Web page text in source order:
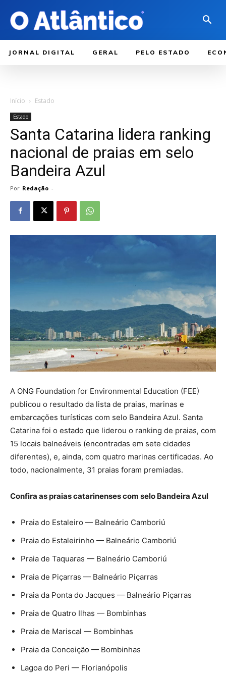
JORNAL DIGITAL GERAL PELO ESTADO
Início Estado
Estado
Santa Catarina lidera ranking
nacional de praias em selo
Bandeira Azul
Por Redação -
A ONG Foundation for Environmental Education (FEE)
publicou o resultado da lista de praias, marinas e
embarcações turísticas com selo Bandeira Azul. Santa
Catarina foi o estado que liderou o ranking de praias, com
15 locais balneáveis (encontradas em sete cidades
diferentes), e, ainda, com quatro marinas certificadas. Ao
todo, nacionalmente, 31 praias foram premiadas.
Confira as praias catarinenses com selo Bandeira Azul
Praia do Estaleiro — Balneário Camboriú
Praia do Estaleirinho — Balneário Camboriú
Praia de Taquaras — Balneário Camboriú
Praia de Piçarras — Balneário Piçarras
Praia da Ponta do Jacques — Balneário Piçarras
Praia de Quatro Ilhas — Bombinhas
Praia de Mariscal — Bombinhas
Praia da Conceição — Bombinhas
Lagoa do Peri — Florianópolis